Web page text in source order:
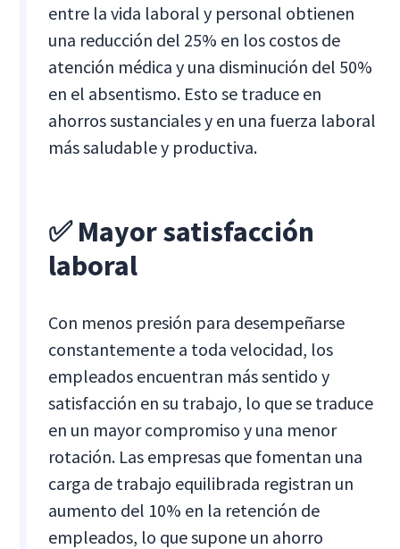
entre la vida laboral y personal obtienen
una reducción del 25% en los costos de
atención médica y una disminución del 50%
en el absentismo. Esto se traduce en
ahorros sustanciales y en una fuerza laboral
más saludable y productiva.
✅ Mayor satisfacción
laboral
Con menos presión para desempeñarse
constantemente a toda velocidad, los
empleados encuentran más sentido y
satisfacción en su trabajo, lo que se traduce
en un mayor compromiso y una menor
rotación. Las empresas que fomentan una
carga de trabajo equilibrada registran un
aumento del 10% en la retención de
empleados, lo que supone un ahorro